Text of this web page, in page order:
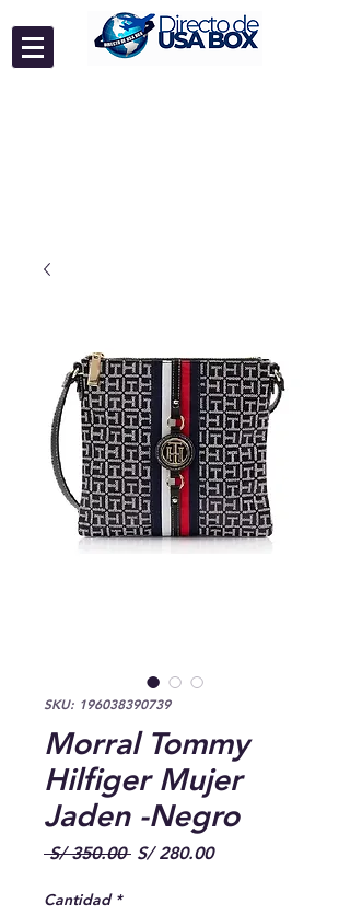
SKU: 196038390739
Morral Tommy
Hilfiger Mujer
Jaden -Negro
S/ 350.00 Precio
S/ 280.00Precio
Cantidad *